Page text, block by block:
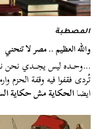
المصطبة
والله العظيم .. مصر لا تنحني
…وحــده ليس يجـــدي نحن
تُردى فقفوا فيه وقفة الحزم وارموا
ايضاالحكاية مش حكاية